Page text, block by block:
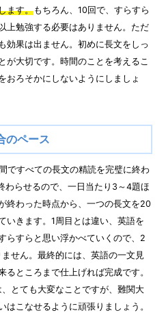
ます。もちろん、10回で、すらすら
上勉強する必要はありません。ただ
効果は出ません。初めに長文をしっ
が大切です。時間のことを考えるこ
おろそかにしないようにしましょ
のペース
ですべての長文の精読を完璧に終わ
わらせるので、一日当たり3～4題ほ
終わった時点から、一つの長文を20
いきます。1周目とは違い、英語を
らすらと思い浮かべていくので、2
せん。最終的には、英語の一文見
るところまで仕上げれば完成です。
とても大変なことですが、難関大
こなせるように頑張りましょう。